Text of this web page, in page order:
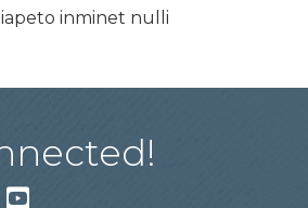
inminet nulli
YouTube